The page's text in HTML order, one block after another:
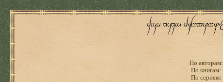
По авторам:
По книгам:
По сериям: